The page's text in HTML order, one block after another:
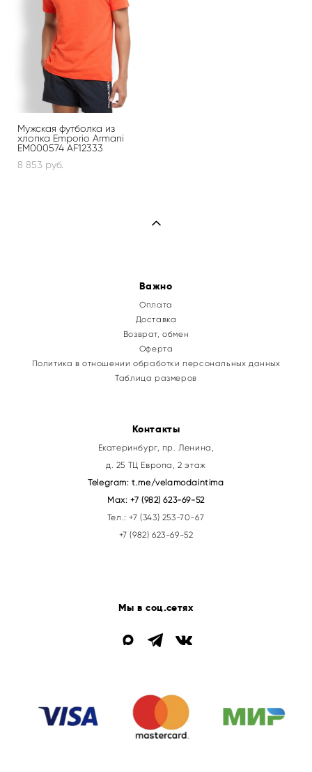
Мужская футболка из
хлопка Emporio Armani
EM000574 AF12333
8 853 pуб.
Важно
Оплата
Доставка
Возврат, обмен
Оферта
Политика в отношении обработки персональных данных
Таблица размеров
Контакты
Екатеринбург, пр. Ленина,
д. 25 ТЦ Европа, 2 этаж
Telegram:t.me/velamodaintima
Max:+7 (982) 623-69-52
Тел.:+7 (343) 253-70-67
+7 (982) 623-69-52
Мы в соц.сетях